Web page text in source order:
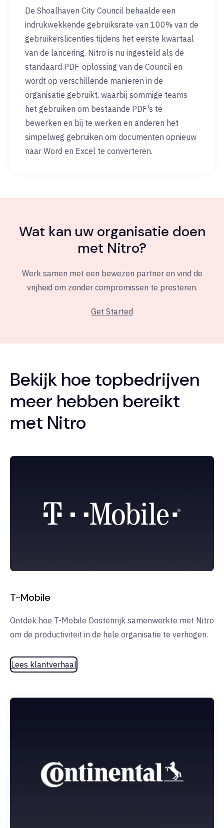
De Shoalhaven City Council behaalde een
indrukwekkende gebruiksrate van 100% van de
gebruikerslicenties tijdens het eerste kwartaal
van de lancering. Nitro is nu ingesteld als de
standaard PDF-oplossing van de Council en
wordt op verschillende manieren in de
organisatie gebruikt, waarbij sommige teams
het gebruiken om bestaande PDF's te
bewerken en bij te werken en anderen het
simpelweg gebruiken om documenten opnieuw
naar Word en Excel te converteren.
Wat kan uw organisatie doen
met Nitro?
Werk samen met een bewezen partner en vind de
vrijheid om zonder compromissen te presteren.
Get Started
Bekijk hoe topbedrijven
meer hebben bereikt
met Nitro
T-Mobile
Ontdek hoe T-Mobile Oostenrijk samenwerkte met Nitro
om de productiviteit in de hele organisatie te verhogen.
Lees klantverhaal